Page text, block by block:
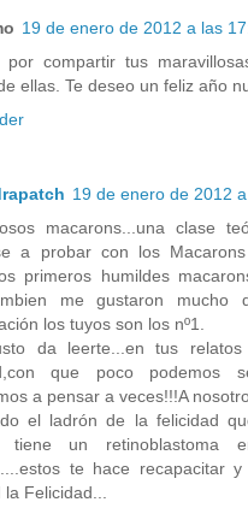
19 de enero de 2012 a las
por compartir tus
ellas. Te deseo un feliz año
19 de enero de 2012
macarons...una clase
a probar con los
primeros humildes
me gustaron mucho
los tuyos son los nº1.
da leerte...en tus
que poco podemos
a pensar a veces!!!A
el ladrón de la felicidad
tiene un
te hace recapacitar
Felicidad...